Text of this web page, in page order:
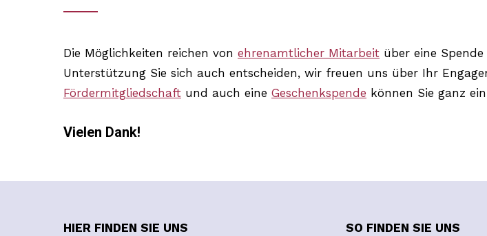
Die Möglichkeiten reichen von ehrenamtlicher Mitarbeit über eine
Unterstützung Sie sich auch entscheiden, wir freuen uns über Ihr
Fördermitgliedschaft und auch eine Geschenkspende können Sie ganz
Vielen Dank!
HIER FINDEN SIE UNS SO FINDEN SIE UNS